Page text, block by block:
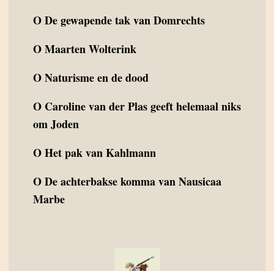
ODe gewapende tak van Domrechts
OMaarten Wolterink
ONaturisme en de dood
O Caroline van der Plas geeft helemaal niks
om Joden
OHet pak van Kahlmann
ODe achterbakse komma van Nausicaa
Marbe